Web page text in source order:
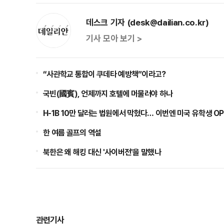
데스크 기자 (desk@dailian.co.kr)
기사 모아 보기 >
“사관학교 통합이 쿠데타 예방책”이라고?
국빈(國賓), 언제까지 호텔에 머물러야 하나
H-1B 10만 달러는 법원에서 막혔다… 이번엔 미국 유학생
한 여름 골프의 역설
북한은 왜 해킹 대신 '사이버전'을 말했나
관련기사